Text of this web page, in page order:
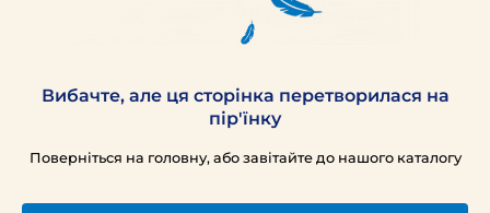
Вибачте, але ця сторінка перетворилася на
пір'їнку
Поверніться на головну, або завітайте до нашого каталогу